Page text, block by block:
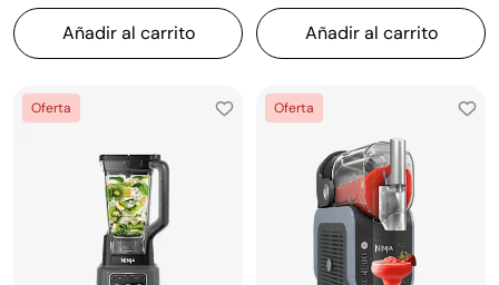
Añadir al carrito
Añadir al carrito
Oferta Oferta